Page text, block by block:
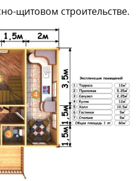
щитовом строительстве.